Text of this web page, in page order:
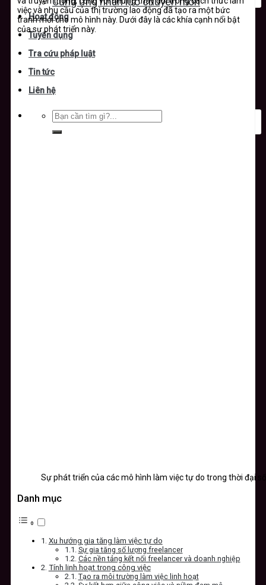
Hoạt động
Tuyển dụng
Tra cứu pháp luật
Tin tức
Liên hệ
việc và nhu cầu của thị trường lao động đã tạo ra một bức
tranh mới cho mô hình này. Dưới đây là các khía cạnh nổi bật
của sự phát triển này.
Sự phát triển của các mô hình làm việc tự do trong thời đại số
Danh mục
Xu hướng gia tăng làm việc tự do
Sự gia tăng số lượng freelancer
Các nền tảng kết nối freelancer và doanh nghiệp
Tính linh hoạt trong công việc
Tạo ra môi trường làm việc linh hoạt